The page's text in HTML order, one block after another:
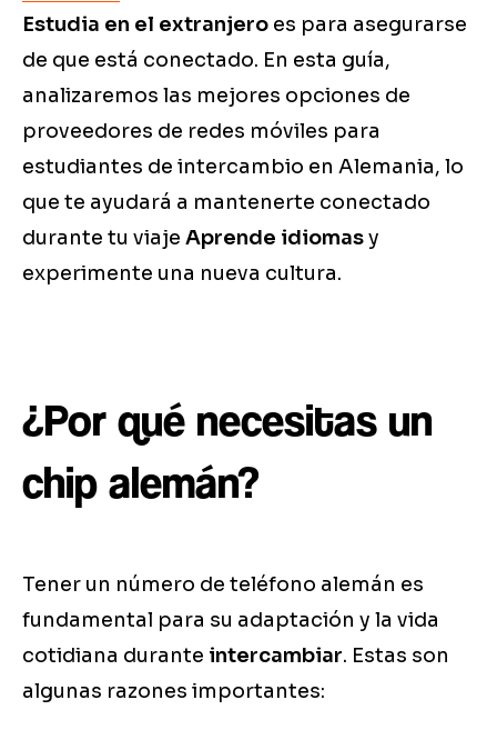
Estudia en el extranjero es para asegurarse
de que está conectado. En esta guía,
analizaremos las mejores opciones de
proveedores de redes móviles para
estudiantes de intercambio en Alemania, lo
que te ayudará a mantenerte conectado
durante tu viaje Aprende idiomasy
experimente una nueva cultura.
¿Por qué necesitas un
chip alemán?
Tener un número de teléfono alemán es
fundamental para su adaptación y la vida
cotidiana durante intercambiar. Estas son
algunas razones importantes: